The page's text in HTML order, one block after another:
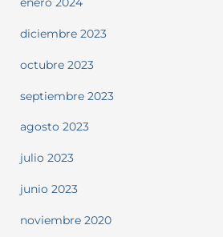
diciembre 2023
octubre 2023
septiembre 2023
agosto 2023
julio 2023
junio 2023
noviembre 2020